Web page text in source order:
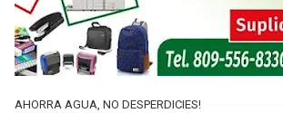
AHORRA AGUA, NO DESPERDICIES!